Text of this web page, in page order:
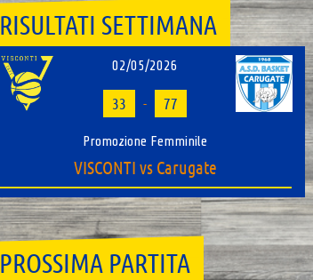
RISULTATI SETTIMANA
02/05/2026
33 - 77
Promozione Femminile
VISCONTI vs Carugate
PROSSIMA PARTITA